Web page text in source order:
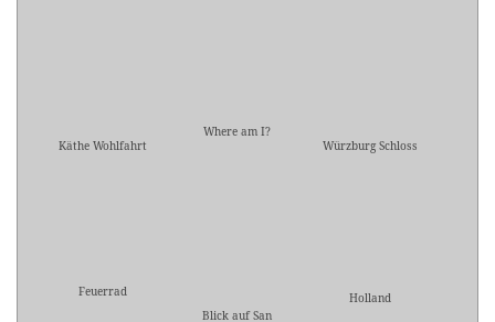
Käthe Wohlfahrt
Where am I?
Würzburg Schloss
Feuerrad
Blick auf San
Holland